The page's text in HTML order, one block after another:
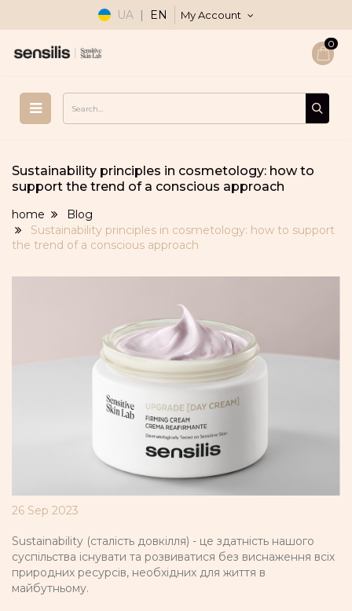
UA EN My Account
0
Sustainability principles in cosmetology: how to
support the trend of a conscious approach
home
Blog
Sustainability principles in cosmetology: how to support
the trend of a conscious approach
26 Sep 2023
Sustainability (сталість довкілля) - це здатність нашого
суспільства існувати та розвиватися без виснаження всіх
природних ресурсів, необхідних для життя в
майбутньому.